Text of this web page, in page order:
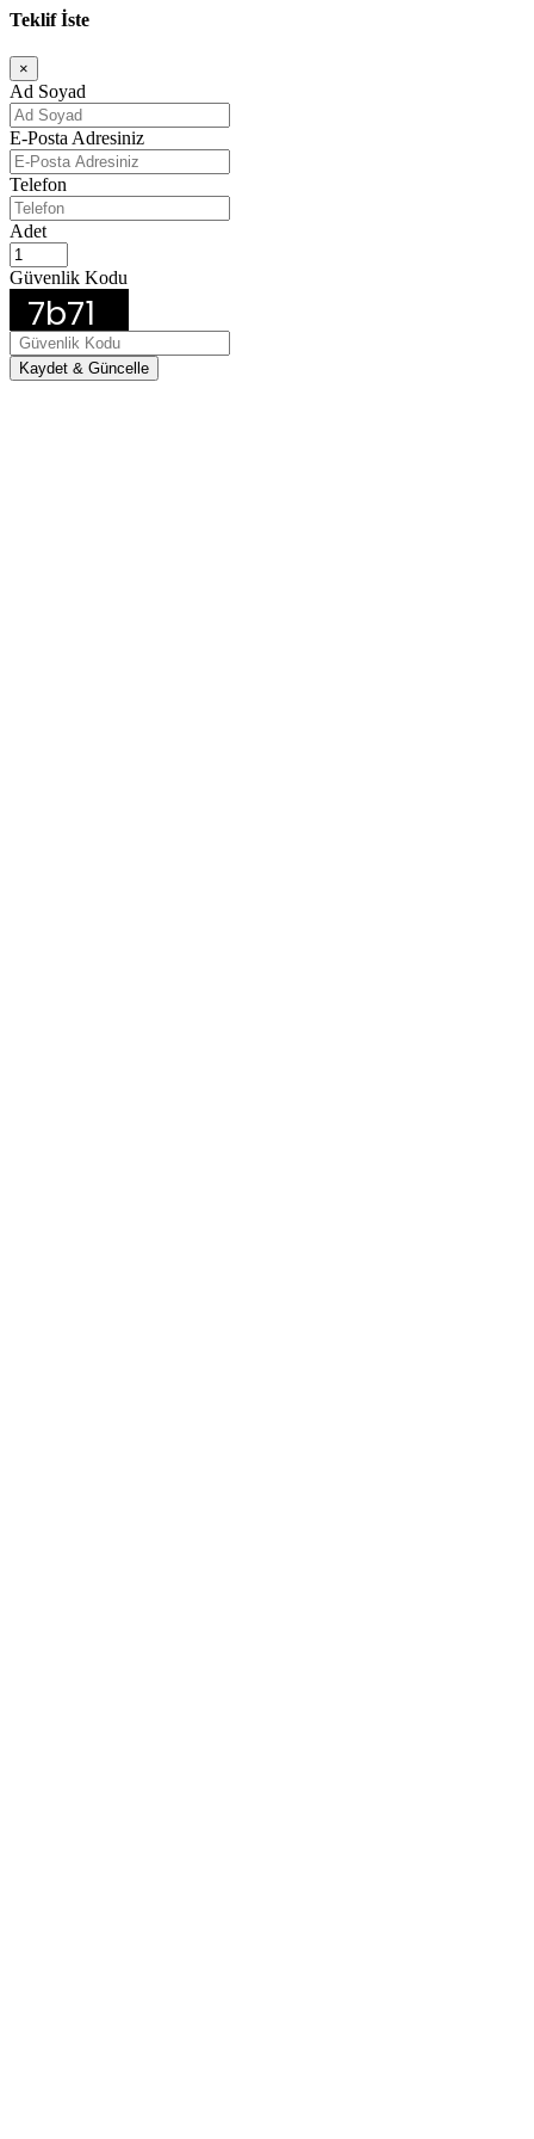
Teklif İste
×
Ad Soyad
E-Posta Adresiniz
Telefon
Adet
Güvenlik Kodu